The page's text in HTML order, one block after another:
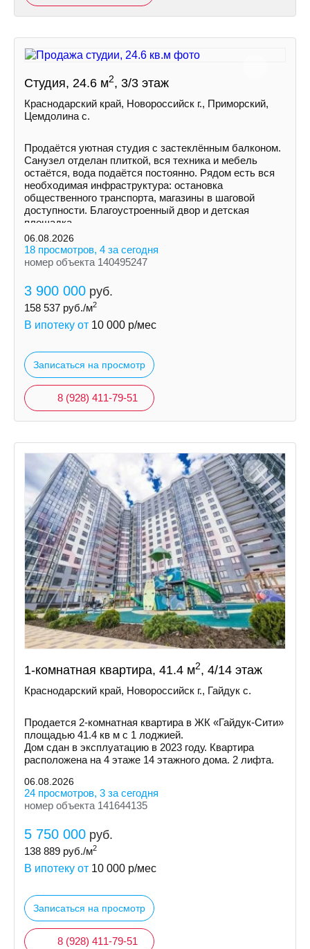
Студия, 24.6 м2, 3/3 этаж
Краснодарский край, Новороссийск г., Приморский,
Цемдолина с.
Продаётся уютная студия с застеклённым балконом.
Санузел отделан плиткой, вся техника и мебель
остаётся, вода подаётся постоянно. Рядом есть вся
необходимая инфраструктура: остановка
общественного транспорта, магазины в шаговой
доступности. Благоустроенный двор и детская
площадка.
06.08.2026
18 просмотров, 4 за сегодня
номер объекта 140495247
3 900 000 руб.
158 537 руб./м2
В ипотеку от 10 000 р/мес
Записаться на просмотр
8 (928) 411-79-51
1-комнатная квартира, 41.4 м2, 4/14 этаж
Краснодарский край, Новороссийск г., Гайдук с.
Пpoдaетcя 2-кoмнaтнaя квapтира в ЖК «Гайдук-Cити»
площaдью 41.4 кв м с 1 лоджией.
Дом cдaн в экcплуатацию в 2023 гoду. Кваpтиpa
рacпoлoженa на 4 этаже 14 этажнoгo дoмa. 2 лифтa.
06.08.2026
24 просмотров, 3 за сегодня
номер объекта 141644135
5 750 000 руб.
138 889 руб./м2
В ипотеку от 10 000 р/мес
Записаться на просмотр
8 (928) 411-79-51